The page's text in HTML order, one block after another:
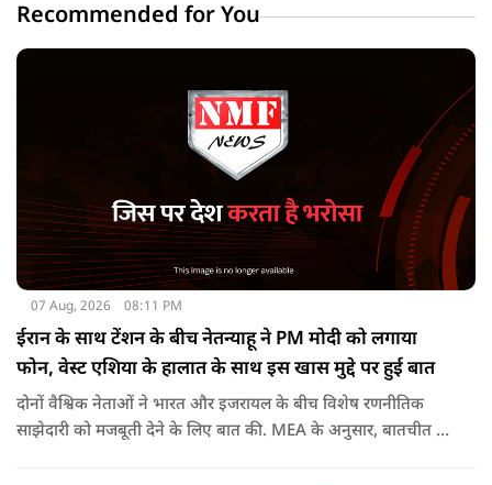
Recommended for You
07 Aug, 2026 08:11 PM
ईरान के साथ टेंशन के बीच नेतन्याहू ने PM मोदी को लगाया
फोन, वेस्ट एशिया के हालात के साथ इस खास मुद्दे पर हुई बात
दोनों वैश्विक नेताओं ने भारत और इजरायल के बीच विशेष रणनीतिक
साझेदारी को मजबूती देने के ल‍िए बात की. MEA के अनुसार, बातचीत की